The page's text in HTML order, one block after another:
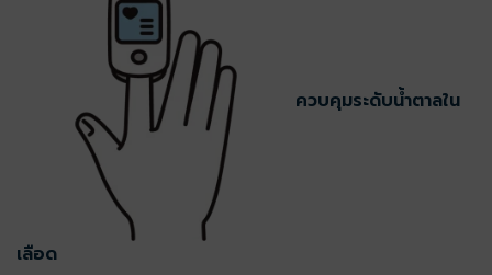
ควบคุมระดับน้ำตาลใน
เลือด